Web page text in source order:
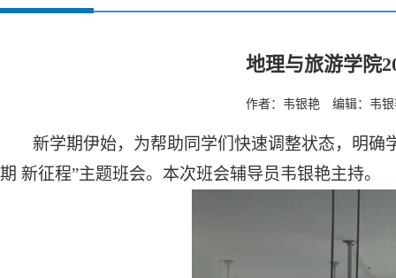
地理与旅游学院
作者：韦银艳 编辑：韦
新学期伊始，为帮助同学们快速调整状态，明确
期 新征程”主题班会。本次班会辅导员韦银艳主持。